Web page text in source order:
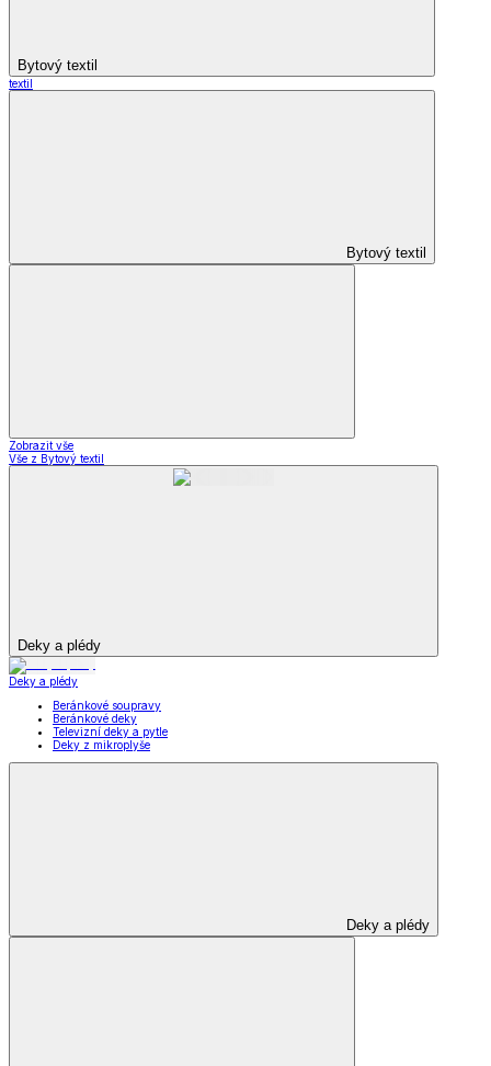
Bytový textil
textil
Bytový textil
Zobrazit vše
Vše z Bytový textil
Deky a plédy
Deky a plédy
Beránkové soupravy
Beránkové deky
Televizní deky a pytle
Deky z mikroplyše
Deky a plédy